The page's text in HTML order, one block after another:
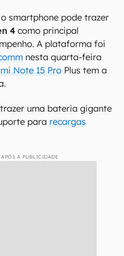
smartphone pode trazer
4 como principal
A plataforma foi
nesta quarta-feira
Note 15 Pro Plus tem a
uma bateria gigante
para recargas
A PUBLICIDADE